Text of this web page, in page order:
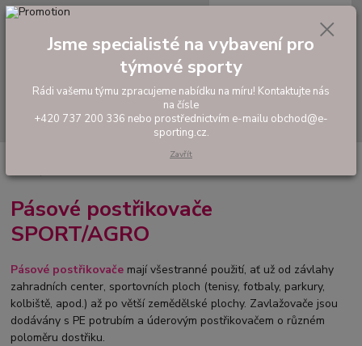
Hledat
tel: +420 737 200 336
0,00 Kč
ZAVLAŽOVÁNÍ TRÁVNÍKU A JEHO ÚDRŽBA
SPORT/AGRO
Pásové postřikovače
SPORT/AGRO
Pásové postřikovače mají všestranné použití, ať už od závlahy
zahradních center, sportovních ploch (tenisy, fotbaly, parkury,
kolbiště, apod.) až po větší zemědělské plochy. Zavlažovače jsou
dodávány s PE potrubím a úderovým postřikovačem o různém
poloměru dostřiku.
Jsme specialisté na vybavení pro
týmové sporty
Rádi vašemu týmu zpracujeme nabídku na míru! Kontaktujte nás
na čísle
+420 737 200 336 nebo prostřednictvím e-mailu obchod@e-
sporting.cz.
Zavřít